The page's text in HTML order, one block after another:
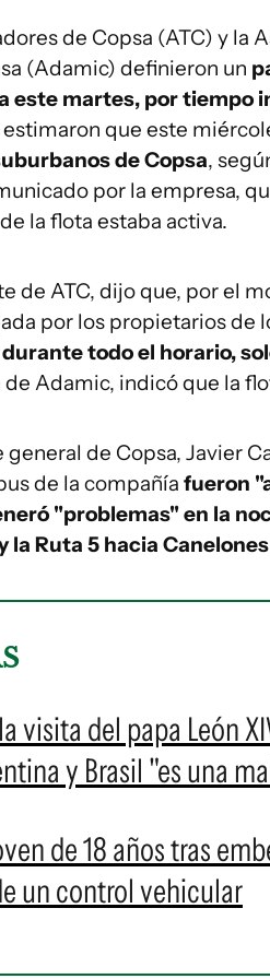
de Copsa (ATC) y la
(Adamic) definieron un
este martes, por tiempo
que este
de Copsa,
por la empresa,
la flota estaba activa.
de ATC, dijo que, por el
por los propietarios de
todo el horario,
Adamic, indicó que la
de Copsa, Javier
de la compañía fueron
"problemas" en la
la Ruta 5 hacia
visita del papa León
y Brasil "es una
de 18 años tras
un control vehicular